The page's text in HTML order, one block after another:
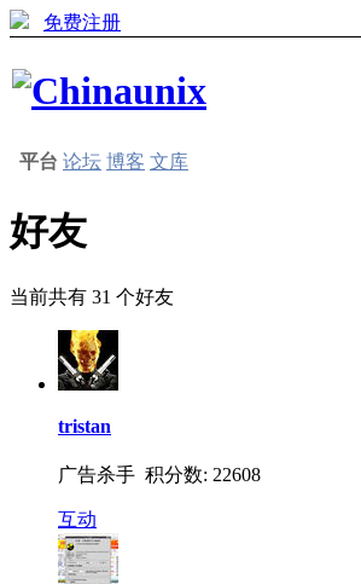
免费注册
平台 论坛 博客 文库
好友
当前共有 31 个好友
tristan
广告杀手 积分数: 22608
互动